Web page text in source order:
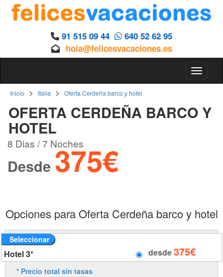
91 515 09 44
640 52 62 95
hola@felicesvacaciones.es
Inicio > Italia > Oferta Cerdeña barco y hotel
OFERTA CERDEÑA BARCO Y
HOTEL
8 Dias / 7 Noches
Desde 375€
Opciones para Oferta Cerdeña barco y hotel
Seleccionar
Hotel 3* desde375€
* Precio total sin tasas